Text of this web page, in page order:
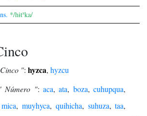
*/hɨtska/
": hyzca, hyzcu
Número ": aca,ata, boza,cuhupqua,
mica,muyhyca, quihicha, suhuza,taa,